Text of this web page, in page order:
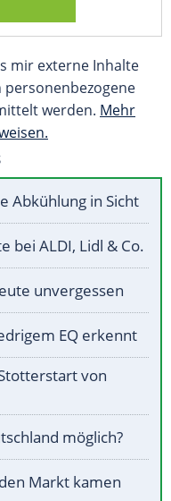
mir externe Inhalte
werden. Mehr
Abkühlung in Sicht
bei ALDI, Lidl & Co.
unvergessen
EQ erkennt
von
möglich?
Markt kamen